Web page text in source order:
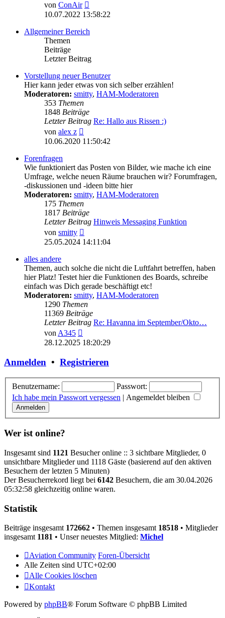
von ConAir
Beitrag
10.07.2022 13:58:22
Allgemeiner Bereich
Themen
Beiträge
Letzter Beitrag
Vorstellung neuer Benutzer
Hier kann jeder etwas von sich selber erzählen!
Moderatoren: smitty, HAM-Moderatoren
353 Themen
1848 Beiträge
Letzter Beitrag Re: Hallo aus Rissen :)
von alex z
Beitrag
10.06.2020 11:50:42
Forenfragen
Wie funktioniert das Posten von Bilder, wie mache ich eine
Umfrage, welche neuen Räume brauchen wir? Forumfragen,
-diskussionen und -ideen bitte hier
Moderatoren: smitty, HAM-Moderatoren
175 Themen
1817 Beiträge
Letzter Beitrag Hinweis Messaging Funktion
von smitty
Beitrag
25.05.2024 14:11:04
alles andere
Themen, auch solche die nicht die Luftfahrt betreffen, haben
hier Platz! Testet hier die Funktionen des Boards, schreibe
einfach was Dich gerade beschäftigt etc!
Moderatoren: smitty, HAM-Moderatoren
1290 Themen
11369 Beiträge
Letzter Beitrag Re: Havanna im September/Okto…
vonA345
Beitrag
28.12.2025 18:20:29
Anmelden • Registrieren
Benutzername:
Passwort:
Ich habe mein Passwort vergessen | Angemeldet bleiben
Wer ist online?
Insgesamt sind 1121 Besucher online :: 3 sichtbare Mitglieder, 0
unsichtbare Mitglieder und 1118 Gäste (basierend auf den aktiven
Besuchern der letzten 5 Minuten)
Der Besucherrekord liegt bei 6142 Besuchern, die am 30.04.2026
05:32:58 gleichzeitig online waren.
Statistik
Beiträge insgesamt 172662 • Themen insgesamt 18518 • Mitglieder
insgesamt 1181 • Unser neuestes Mitglied: Michel
Aviation Community Foren-Übersicht
Alle Zeiten sind UTC+02:00
Alle Cookies löschen
Kontakt
Powered by phpBB® Forum Software © phpBB Limited